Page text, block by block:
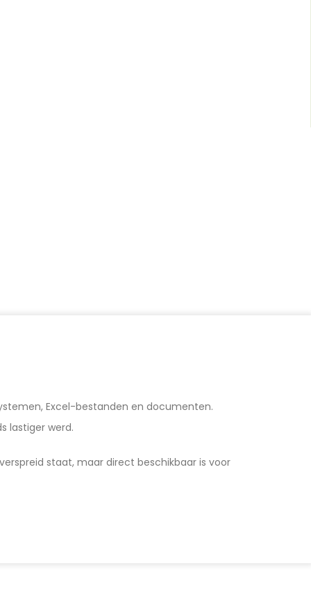
Excel-bestanden en documenten.
lastiger werd.
staat, maar direct beschikbaar is voor